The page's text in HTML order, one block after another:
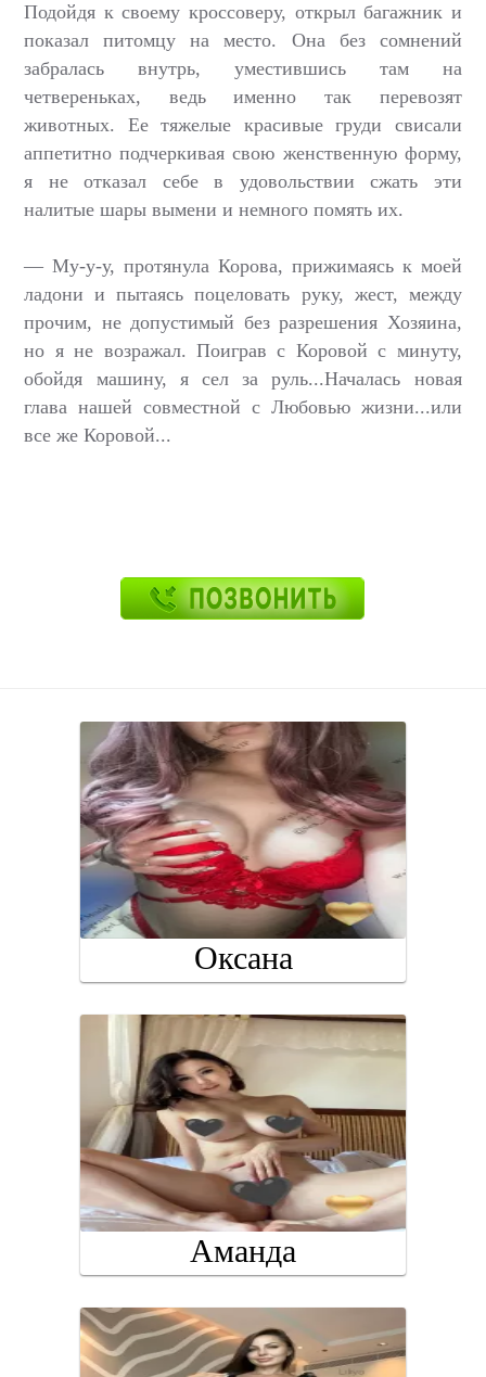
Подойдя к своему кроссоверу, открыл багажник и
показал питомцу на место. Она без сомнений
забралась внутрь, уместившись там на
четвереньках, ведь именно так перевозят
животных. Ее тяжелые красивые груди свисали
аппетитно подчеркивая свою женственную форму,
я не отказал себе в удовольствии сжать эти
налитые шары вымени и немного помять их.
— Му-у-у, протянула Корова, прижимаясь к моей
ладони и пытаясь поцеловать руку, жест, между
прочим, не допустимый без разрешения Хозяина,
но я не возражал. Поиграв с Коровой с минуту,
обойдя машину, я сел за руль...Началась новая
глава нашей совместной с Любовью жизни...или
все же Коровой...
Оксана
Аманда